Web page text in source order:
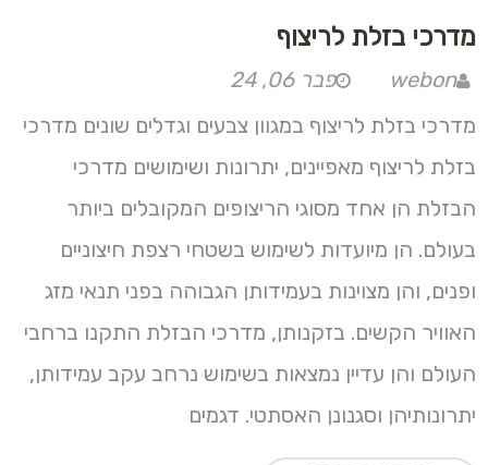
מדרכי בזלת לריצוף
webon
פבר 06, 24
מדרכי בזלת לריצוף במגוון צבעים וגדלים שונים מדרכי
בזלת לריצוף מאפיינים, יתרונות ושימושים מדרכי
הבזלת הן אחד מסוגי הריצופים המקובלים ביותר
בעולם. הן מיועדות לשימוש בשטחי רצפת חיצוניים
ופנים, והן מצוינות בעמידותן הגבוהה בפני תנאי מזג
האוויר הקשים. בזקנותן, מדרכי הבזלת התקנו ברחבי
העולם והן עדיין נמצאות בשימוש נרחב עקב עמידותן,
יתרונותיהן וסגנונן האסתטי. דגמים